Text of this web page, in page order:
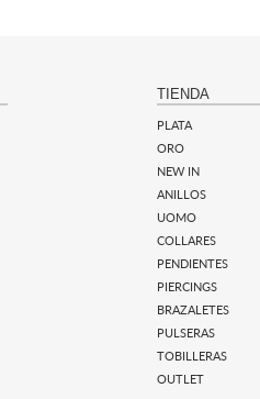
TIENDA
PLATA
ORO
NEW IN
ANILLOS
UOMO
COLLARES
PENDIENTES
PIERCINGS
BRAZALETES
PULSERAS
TOBILLERAS
OUTLET